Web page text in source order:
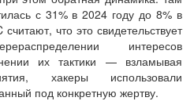
с 31% в 2024 году до 8% в
что это свидетельствует
интересов
их тактики — взламывая
хакеры использовали
под конкретную жертву.